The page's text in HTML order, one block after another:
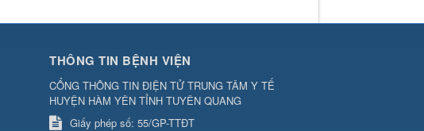
THÔNG TIN BỆNH VIỆN
CỔNG THÔNG TIN ĐIỆN TỬ TRUNG TÂM Y TẾ
HUYỆN HÀM YÊN TỈNH TUYÊN QUANG
Giấy phép số: 55/GP-TTĐT